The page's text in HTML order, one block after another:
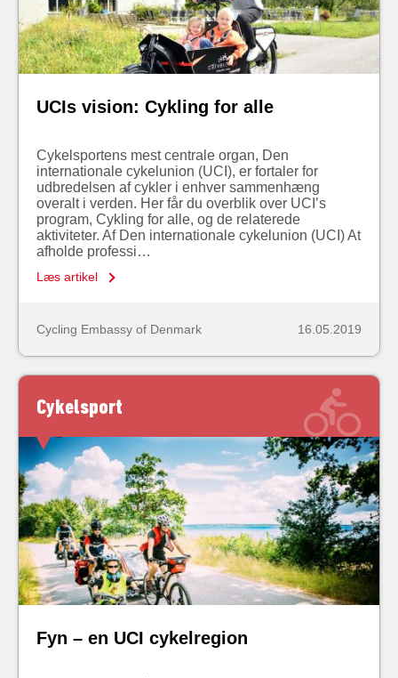
UCIs vision: Cykling for alle
Cykelsportens mest centrale organ, Den
internationale cykelunion (UCI), er fortaler for
udbredelsen af cykler i enhver sammenhæng
overalt i verden. Her får du overblik over UCI’s
program, Cykling for alle, og de relaterede
aktiviteter. Af Den internationale cykelunion (UCI) At
afholde professi…
Læs artikel
Cycling Embassy of Denmark 16.05.2019
Cykelsport
Fyn – en UCI cykelregion